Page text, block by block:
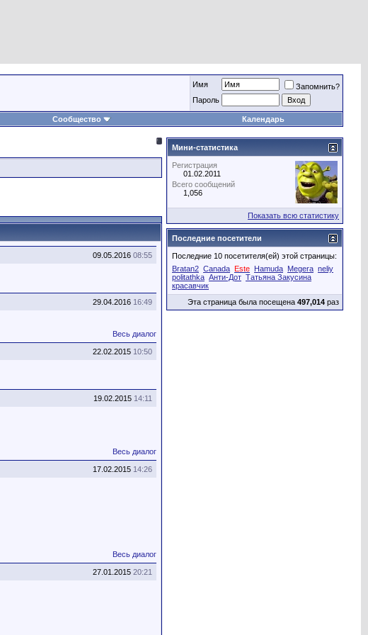
Имя
Запомнить?
Пароль
Сообщество Календарь
09.05.2016 08:55
29.04.2016 16:49
Весь диалог
22.02.2015 10:50
19.02.2015 14:11
Весь диалог
17.02.2015 14:26
Весь диалог
27.01.2015 20:21
Мини-статистика
Регистрация
01.02.2011
Всего сообщений
1,056
Показать всю статистику
Последние посетители
Последние 10 посетителя(ей) этой страницы:
Bratan2 Canada Este Hamuda Megera neliy
politathka Анти-Дот Татьяна Закусина
красавчик
Эта страница была посещена 497,014 раз